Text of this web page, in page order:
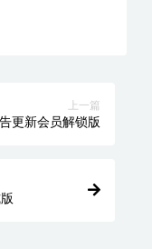
上一篇
更新会员解锁版